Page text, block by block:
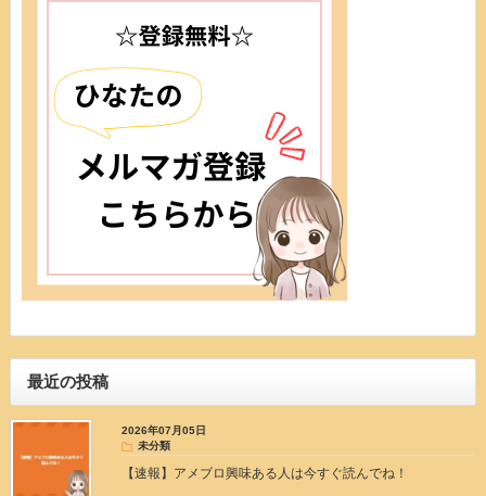
最近の投稿
2026年07月05日
未分類
【速報】アメブロ興味ある人は今すぐ読んでね！